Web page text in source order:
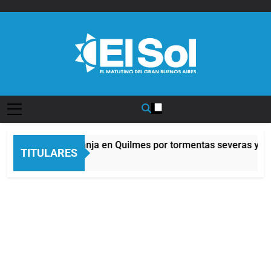
TITULARES
Alerta naranja en Quilmes por tormentas severas y
8 Horas Atrás